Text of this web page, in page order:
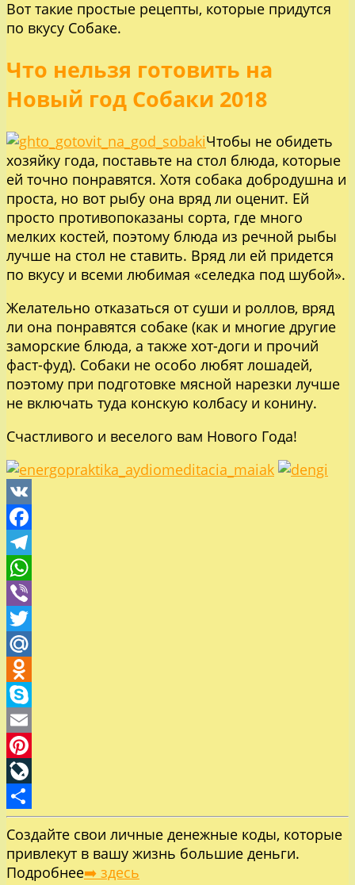
Вот такие простые рецепты, которые придутся
по вкусу Собаке.
Что нельзя готовить на
Новый год Собаки 2018
Чтобы не обидеть
хозяйку года, поставьте на стол блюда, которые
ей точно понравятся. Хотя собака добродушна и
проста, но вот рыбу она вряд ли оценит. Ей
просто противопоказаны сорта, где много
мелких костей, поэтому блюда из речной рыбы
лучше на стол не ставить. Вряд ли ей придется
по вкусу и всеми любимая «селедка под шубой».
Желательно отказаться от суши и роллов, вряд
ли она понравятся собаке (как и многие другие
заморские блюда, а также хот-доги и прочий
фаст-фуд). Собаки не особо любят лошадей,
поэтому при подготовке мясной нарезки лучше
не включать туда конскую колбасу и конину.
Счастливого и веселого вам Нового Года!
VK
Facebook
Telegram
WhatsApp
Viber
Twitter
Mail.Ru
Odnoklassniki
Skype
Email
Pinterest
LiveJournal
Отправить
Создайте свои личные денежные коды, которые
привлекут в вашу жизнь большие деньги.
Подробнее➡️ здесь